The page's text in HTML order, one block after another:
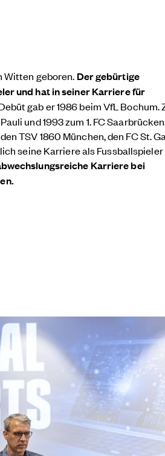
Witten geboren. Der gebürtige
und hat in seiner Karriere für
gab er 1986 beim VfL Bochum.
und 1993 zum 1. FC
TSV 1860 München, den FC St.
seine Karriere als Fussballspieler
Karriere bei